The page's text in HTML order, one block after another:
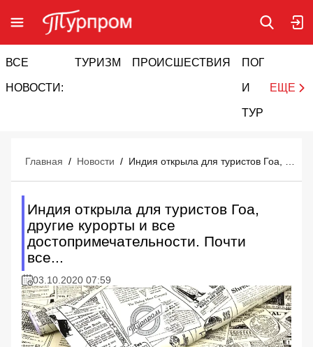
ВСЕ
НОВОСТИ:
ТУРИЗМ ПРОИСШЕСТВИЯ ПОГОДА
И
ТУРИЗМ
ЕЩЕ
Главная / Новости /
Индия открыла для туристов Гоа,
другие курорты и все
достопримечательности. Почти
все...
03.10.2020 07:59